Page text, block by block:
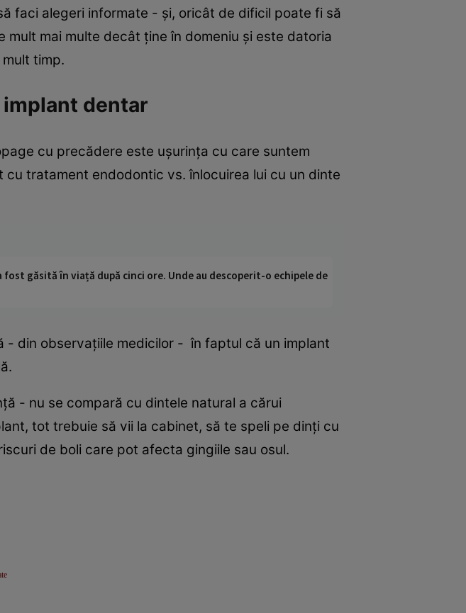
faci alegeri informate - şi, oricât de dificil poate fi să
mai multe decât ţine în domeniu şi este datoria
timp.
dentar
cu precădere este uşurinţa cu care suntem
tratament endodontic vs. înlocuirea lui cu un dinte
găsită în viață după cinci ore. Unde au descoperit-o echipele de
din observaţiile medicilor - în faptul că un implant
- nu se compară cu dintele natural a cărui
tot trebuie să vii la cabinet, să te speli pe dinţi cu
de boli care pot afecta gingiile sau osul.